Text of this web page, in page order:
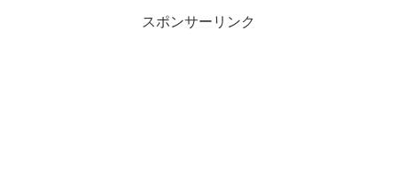
スポンサーリンク